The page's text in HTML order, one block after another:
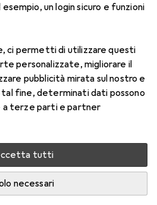
un login sicuro e funzioni
ci permetti di utilizzare questi
personalizzate, migliorare il
pubblicità mirata sul nostro e
tal fine, determinati dati possono
a terze parti e partner
tutti
necessari
per
6 pz., Torico
8 e mer, 19/8
presso il fornitore